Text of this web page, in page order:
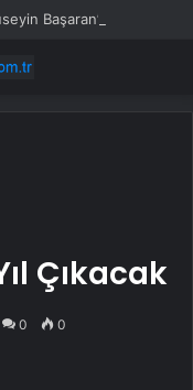
Çıkacak
0 0